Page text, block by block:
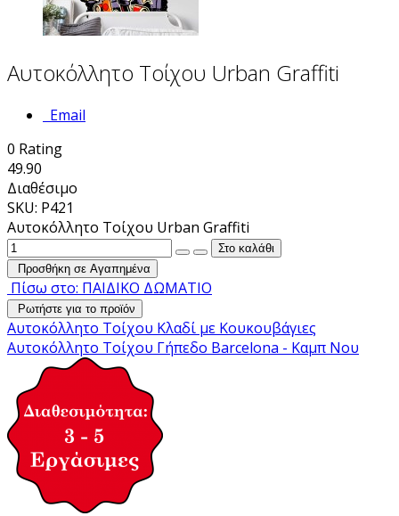
Αυτοκόλλητο Τοίχου Urban Graffiti
Email
0 Rating
49.90
Διαθέσιμο
SKU: P421
Αυτοκόλλητο Τοίχου Urban Graffiti
Προσθήκη σε Αγαπημένα
Πίσω στο: ΠΑΙΔΙΚΟ ΔΩΜΑΤΙΟ
Ρωτήστε για το προϊόν
Αυτοκόλλητο Τοίχου Κλαδί με Κουκουβάγιες
Αυτοκόλλητο Τοίχου Γήπεδο Barcelona - Καμπ Νου